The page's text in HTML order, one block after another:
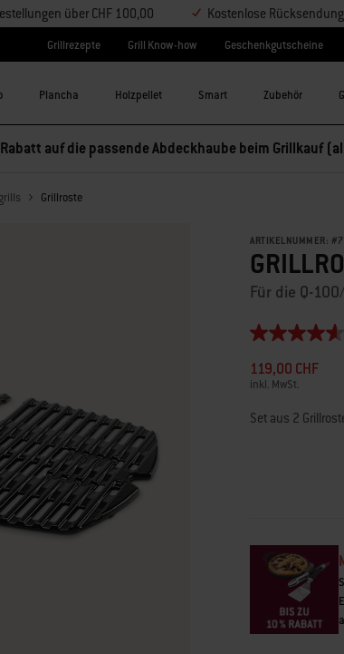
über CHF 100,00 Kostenlose
Grillrezepte Grill Know-how Geschenkgutscheine
Plancha Holzpellet Smart Zubehör
auf die passende Abdeckhaube beim Grillkauf
Grillroste
ARTIKELNUMMER: #
Für die Q-
4.6
5
Sternen,
Bewertungswert.
Read
119,00 CHF
inkl. MwSt.
Set aus 2